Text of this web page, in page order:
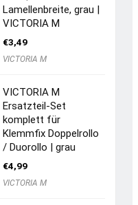
Lamellenbreite, grau |
VICTORIA M
€3,49
VICTORIA M
VICTORIA M
Ersatzteil-Set
komplett für
Klemmfix Doppelrollo
/ Duorollo | grau
€4,99
VICTORIA M